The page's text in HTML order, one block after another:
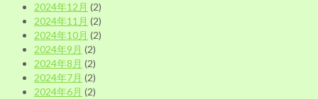
2024年12月 (2)
2024年11月 (2)
2024年10月 (2)
2024年9月 (2)
2024年8月 (2)
2024年7月 (2)
2024年6月 (2)